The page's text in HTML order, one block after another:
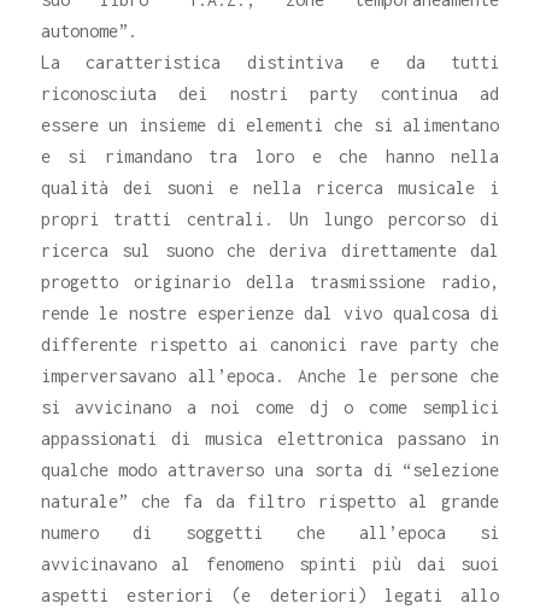
autonome”.
La caratteristica distintiva e da tutti
riconosciuta dei nostri party continua ad
essere un insieme di elementi che si alimentano
e si rimandano tra loro e che hanno nella
qualità dei suoni e nella ricerca musicale i
propri tratti centrali. Un lungo percorso di
ricerca sul suono che deriva direttamente dal
progetto originario della trasmissione radio,
rende le nostre esperienze dal vivo qualcosa di
differente rispetto ai canonici rave party che
imperversavano all’epoca. Anche le persone che
si avvicinano a noi come dj o come semplici
appassionati di musica elettronica passano in
qualche modo attraverso una sorta di “selezione
naturale” che fa da filtro rispetto al grande
numero di soggetti che all’epoca si
avvicinavano al fenomeno spinti più dai suoi
aspetti esteriori (e deteriori) legati allo